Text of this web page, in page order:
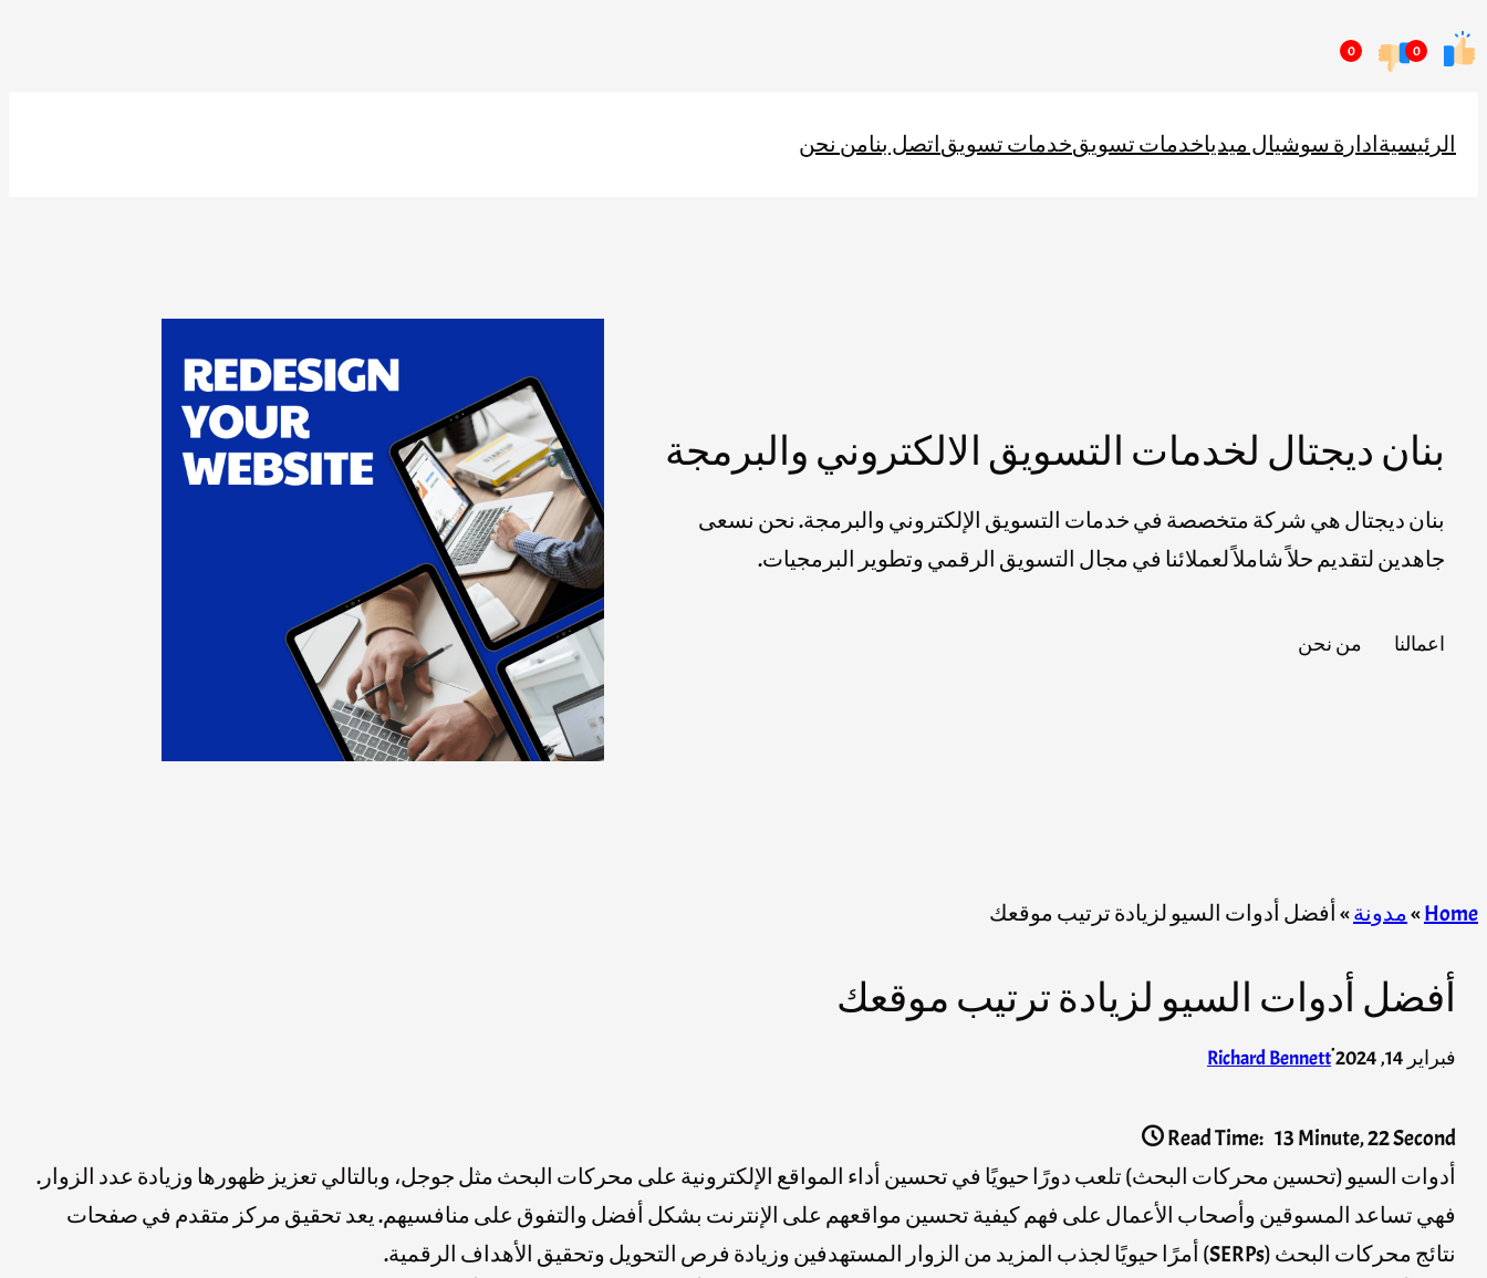
0
0
إلى
الرئيسيةادارة سوشيال ميدياخدمات تسويقخدمات تسويقاتصل بنامن نحن
بنان ديجتال لخدمات التسويق الالكتروني والبرمجة
بنان ديجتال هي شركة متخصصة في خدمات التسويق الإلكتروني والبرمجة. نحن نسعى
جاهدين لتقديم حلاً شاملاً لعملائنا في مجال التسويق الرقمي وتطوير البرمجيات.
اعمالنا من نحن
Home
» مدونة» أفضل أدوات السيو لزيادة ترتيب موقعك
أفضل أدوات السيو لزيادة ترتيب موقعك
فبراير 14, 2024 ·
Richard Bennett
Read Time: 13 Minute, 22 Second
أدوات السيو (تحسين محركات البحث) تلعب دورًا حيويًا في تحسين أداء المواقع الإلكترونية على محركات البحث مثل جوجل، وبالتالي تعزيز ظهورها وزيادة عدد الزوار.
فهي تساعد المسوقين وأصحاب الأعمال على فهم كيفية تحسين مواقعهم على الإنترنت بشكل أفضل والتفوق على منافسيهم. يعد تحقيق مركز متقدم في صفحات
نتائج محركات البحث (SERPs) أمرًا حيويًا لجذب المزيد من الزوار المستهدفين وزيادة فرص التحويل وتحقيق الأهداف الرقمية.